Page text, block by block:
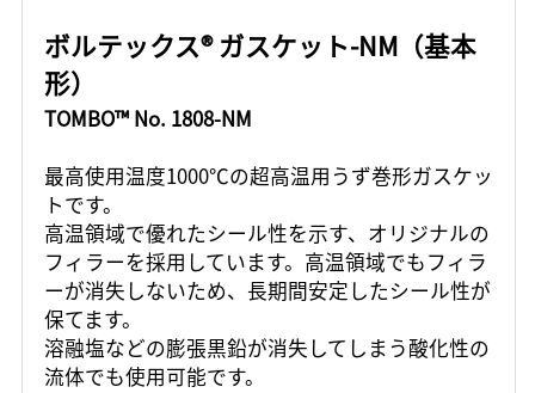
ボルテックス® ガスケット-NM（基本
形）
TOMBO™ No. 1808-NM
最高使用温度1000℃の超高温用うず巻形ガスケッ
トです。
高温領域で優れたシール性を示す、オリジナルの
フィラーを採用しています。高温領域でもフィラ
ーが消失しないため、長期間安定したシール性が
保てます。
溶融塩などの膨張黒鉛が消失してしまう酸化性の
流体でも使用可能です。